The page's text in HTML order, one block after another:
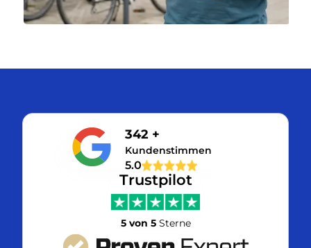
342 +
Kundenstimmen
5.0
Trustpilot
5 von 5 Sterne